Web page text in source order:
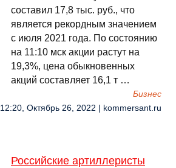
составил 17,8 тыс. руб., что
является рекордным значением
с июля 2021 года. По состоянию
на 11:10 мск акции растут на
19,3%, цена обыкновенных
акций составляет 16,1 т …
Бизнес
12:20, Октябрь 26, 2022 | kommersant.ru
Российские артиллеристы